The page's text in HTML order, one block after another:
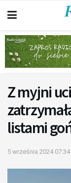
Z myjni
listami
5 września 2024 07:34